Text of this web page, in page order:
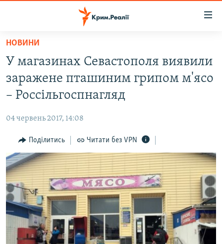
Перейти
основного
матеріалу
Перейти
основної
навігації
Перейти
пошуку
ВІДЕО ТА ФОТО
БЛОГИ
ПОГЛЯД
ІНТЕРВ'Ю
ВСЕ ЗА ДЕНЬ
СПЕЦПРОЕКТИ
ДЕПОРТАЦІЯ
ВІДЕОУРОКИ «ELIFBE»
ЯК ОБІЙТИ БЛОКУВАННЯ
Русский
НОВИНИ
У магазинах Севастополя виявили
заражене пташиним грипом м'ясо
– Россільгоспнагляд
04 червень 2017, 14:08
Поділитись Читати без VPN